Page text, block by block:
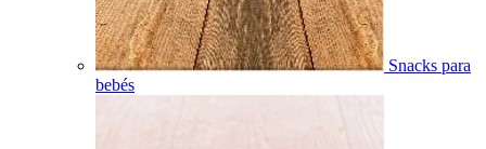
Snacks para
bebés